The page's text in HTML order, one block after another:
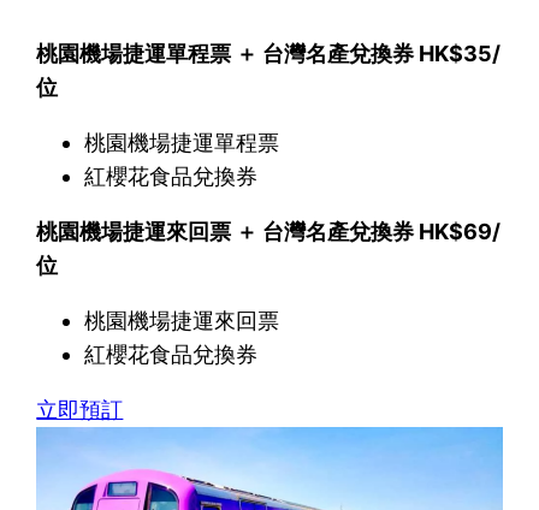
桃園機場捷運單程票 ＋ 台灣名產兌換券 HK$35/
位
桃園機場捷運單程票
紅櫻花食品兌換券
桃園機場捷運來回票 ＋ 台灣名產兌換券 HK$69/
位
桃園機場捷運來回票
紅櫻花食品兌換券
立即預訂